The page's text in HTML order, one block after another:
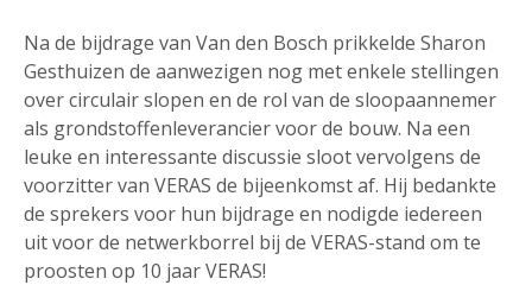
Na de bijdrage van Van den Bosch prikkelde Sharon
Gesthuizen de aanwezigen nog met enkele stellingen
over circulair slopen en de rol van de sloopaannemer
als grondstoffenleverancier voor de bouw. Na een
leuke en interessante discussie sloot vervolgens de
voorzitter van VERAS de bijeenkomst af. Hij bedankte
de sprekers voor hun bijdrage en nodigde iedereen
uit voor de netwerkborrel bij de VERAS-stand om te
proosten op 10 jaar VERAS!